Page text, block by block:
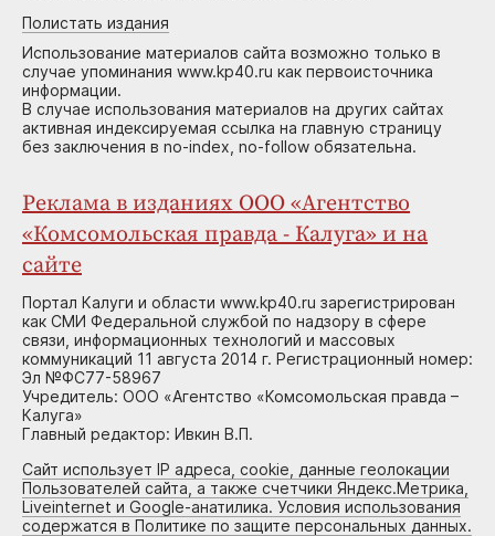
Полистать издания
Использование материалов сайта возможно только в
случае упоминания www.kp40.ru как первоисточника
информации.
В случае использования материалов на других сайтах
активная индексируемая ссылка на главную страницу
без заключения в no-index, no-follow обязательна.
Реклама в изданиях ООО «Агентство
«Комсомольская правда - Калуга» и на
сайте
Портал Калуги и области www.kp40.ru зарегистрирован
как СМИ Федеральной службой по надзору в сфере
связи, информационных технологий и массовых
коммуникаций 11 августа 2014 г. Регистрационный номер:
Эл №ФС77-58967
Учредитель: ООО «Агентство «Комсомольская правда –
Калуга»
Главный редактор: Ивкин В.П.
Сайт использует IP адреса, cookie, данные геолокации
Пользователей сайта, а также счетчики Яндекс.Метрика,
Liveinternet и Google-анатилика. Условия использования
содержатся в Политике по защите персональных данных.